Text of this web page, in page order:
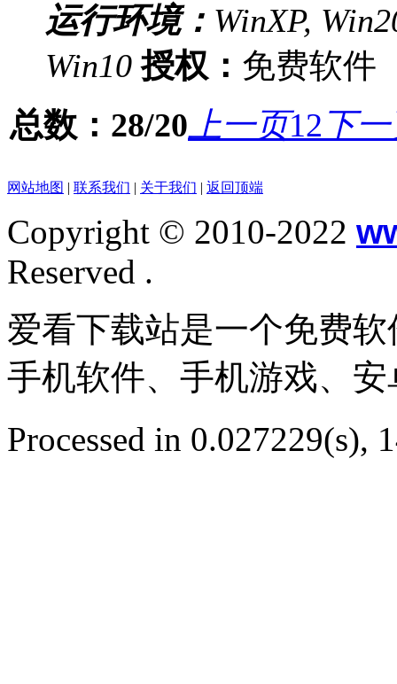
运行环境： WinXP,
Win10 授权： 免费软
总数：28/20 上一页12 下
网站地图 | 联系我们 | 关于我们 | 返回顶端
Copyright © 2010-2022
Reserved .
爱看下载站是一个免费
手机软件、手机游戏、
Processed in 0.027229(s),